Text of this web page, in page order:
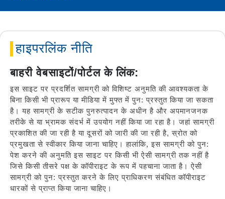
हाइपरलिंक नीति
बाहरी वेबसाइटों/पोर्टल के लिंक:
इस साइट पर प्रदर्शित सामग्री को विशिष्ट अनुमति की आवश्यकता के
बिना किसी भी प्रारूप या मीडिया में मुफ्त में पुन: प्रस्तुत किया जा सकता
है। यह सामग्री के सटीक पुनरुत्पादन के अधीन है और अपमानजनक
तरीके से या भ्रामक संदर्भ में उपयोग नहीं किया जा रहा है। जहां सामग्री
प्रकाशित की जा रही है या दूसरों को जारी की जा रही है, स्रोत को
प्रमुखता से स्वीकार किया जाना चाहिए। हालांकि, इस सामग्री को पुन:
पेश करने की अनुमति इस साइट पर किसी भी ऐसी सामग्री तक नहीं है
जिसे किसी तीसरे पक्ष के कॉपीराइट के रूप में पहचाना जाता है। ऐसी
सामग्री को पुन: प्रस्तुत करने के लिए प्राधिकरण संबंधित कॉपीराइट
धारकों से प्राप्त किया जाना चाहिए।